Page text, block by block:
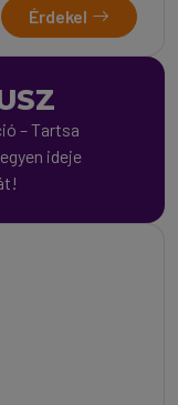
Érdekel
– Tartsa
ideje